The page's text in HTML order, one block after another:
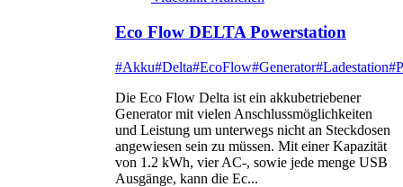
Eco Flow DELTA Powerstation
#Akku#Delta#EcoFlow#Generator#Ladestation
Die Eco Flow Delta ist ein akkubetriebener
Generator mit vielen Anschlussmöglichkeiten
und Leistung um unterwegs nicht an Steckdosen
angewiesen sein zu müssen. Mit einer Kapazität
von 1.2 kWh, vier AC-, sowie jede menge USB
Ausgänge, kann die Ec...